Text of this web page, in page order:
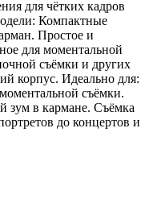
для чётких кадров
Компактные
Простое и
для моментальной
съёмки и других
корпус. Идеально для:
съёмки.
зум в кармане. Съёмка
до концертов и